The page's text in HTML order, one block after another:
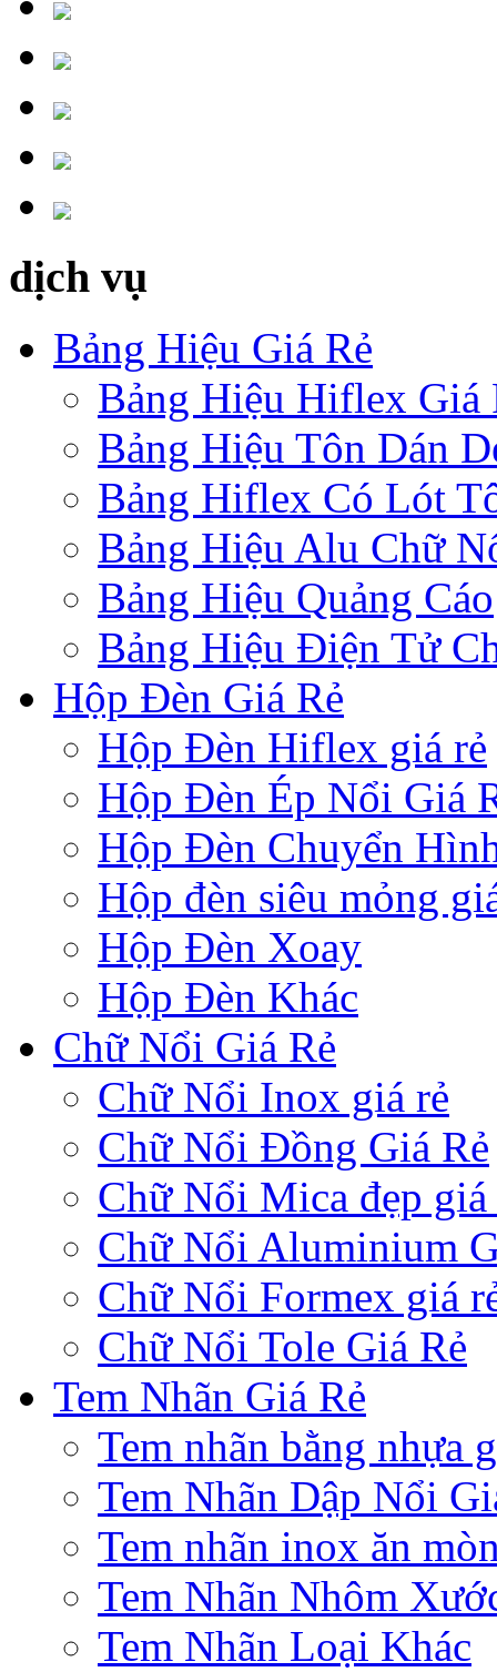
dịch vụ
Bảng Hiệu Giá Rẻ
Bảng Hiệu Hiflex Giá
Bảng Hiệu Tôn Dán
Bảng Hiflex Có Lót
Bảng Hiệu Alu Chữ
Bảng Hiệu Quảng Cáo
Bảng Hiệu Điện Tử
Hộp Đèn Giá Rẻ
Hộp Đèn Hiflex giá rẻ
Hộp Đèn Ép Nổi Giá
Hộp Đèn Chuyển
Hộp đèn siêu mỏng
Hộp Đèn Xoay
Hộp Đèn Khác
Chữ Nổi Giá Rẻ
Chữ Nổi Inox giá rẻ
Chữ Nổi Đồng Giá Rẻ
Chữ Nổi Mica đẹp giá
Chữ Nổi Aluminium
Chữ Nổi Formex giá
Chữ Nổi Tole Giá Rẻ
Tem Nhãn Giá Rẻ
Tem nhãn bằng nhựa
Tem Nhãn Dập Nổi
Tem nhãn inox ăn
Tem Nhãn Nhôm
Tem Nhãn Loại Khác